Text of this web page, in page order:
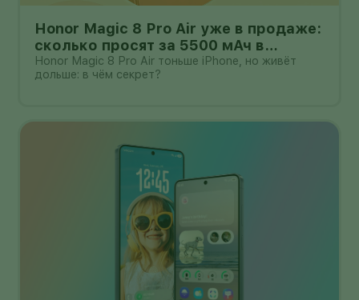
Honor Magic 8 Pro Air уже в продаже:
сколько просят за 5500 мАч в
корпусе толщиной всего 6,1 мм?
Honor Magic 8 Pro Air тоньше iPhone, но живёт
дольше: в чём секрет?